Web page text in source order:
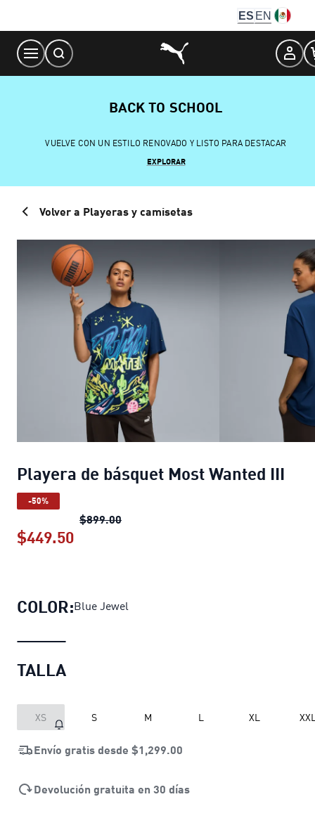
Content
ES EN
BACK TO SCHOOL
VUELVE CON UN ESTILO RENOVADO Y LISTO PARA DESTACAR
EXPLORAR
Volver a Playeras y camisetas
Playera de básquet Most Wanted III
-50%
$899.00Playera de básquet Most Wanted III
$449.50
COLOR:Blue Jewel
TALLA
XS S M L XL
Envío gratis desde $1,299.00
Devolución gratuita en 30 días